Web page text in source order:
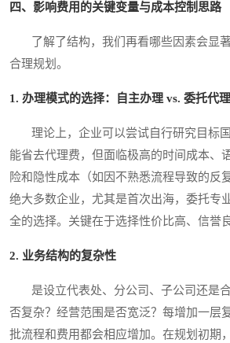
四、影响费用的关键变量与成本控制思路
了解了结构，我们再看哪些因素会显
合理规划。
1. 办理模式的选择：自主办理 vs. 委托代理
理论上，企业可以尝试自行研究目标
能省去代理费，但面临极高的时间成本、
险和隐性成本（如因不熟悉流程导致的反
绝大多数企业，尤其是首次出海，委托专
全的选择。关键在于选择性价比高、信誉
2. 业务结构的复杂性
是设立代表处、分公司、子公司还是
否复杂？经营范围是否宽泛？每增加一层
批流程和费用都会相应增加。在规划初期